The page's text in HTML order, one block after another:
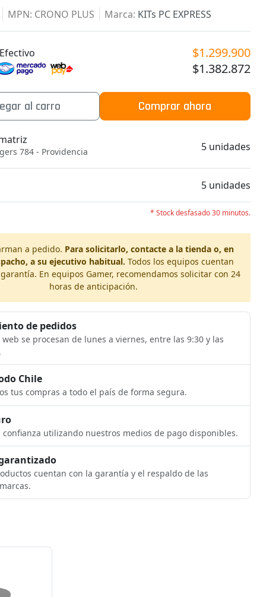
MPN: CRONO PLUS Marca: KITs PC EXPRESS
$1.299.900
$1.382.872
al carro Comprar ahora
784 - Providencia 5 unidades
5 unidades
* Stock desfasado 30 minutos.
a pedido. Para solicitarlo, contacte a la tienda o, en
a su ejecutivo habitual.Todos los equipos cuentan
En equipos Gamer, recomendamos solicitar con 24
horas de anticipación.
de pedidos
web se procesan de lunes a viernes, entre las 9:30 y las
Chile
tus compras a todo el país de forma segura.
confianza utilizando nuestros medios de pago disponibles.
cuentan con la garantía y el respaldo de las